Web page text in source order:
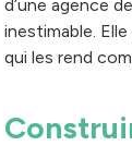
d’une agence
inestimable.
qui les rend